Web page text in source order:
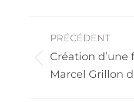
PRÉCÉDENT
Création d’une
Marcel Grillon